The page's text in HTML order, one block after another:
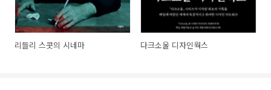
리들리 스콧의 시네마 다크소울 디자인웍스